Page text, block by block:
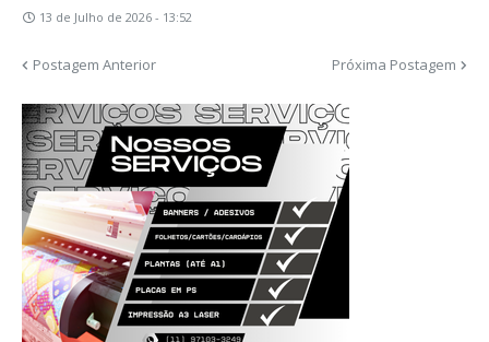
13 de Julho de 2026 - 13:52
Postagem Anterior Próxima Postagem